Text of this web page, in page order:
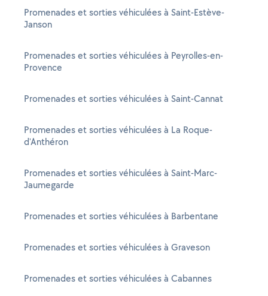
Promenades et sorties véhiculées à Saint-Estève-
Janson
Promenades et sorties véhiculées à Peyrolles-en-
Provence
Promenades et sorties véhiculées à Saint-Cannat
Promenades et sorties véhiculées à La Roque-
d'Anthéron
Promenades et sorties véhiculées à Saint-Marc-
Jaumegarde
Promenades et sorties véhiculées à Barbentane
Promenades et sorties véhiculées à Graveson
Promenades et sorties véhiculées à Cabannes